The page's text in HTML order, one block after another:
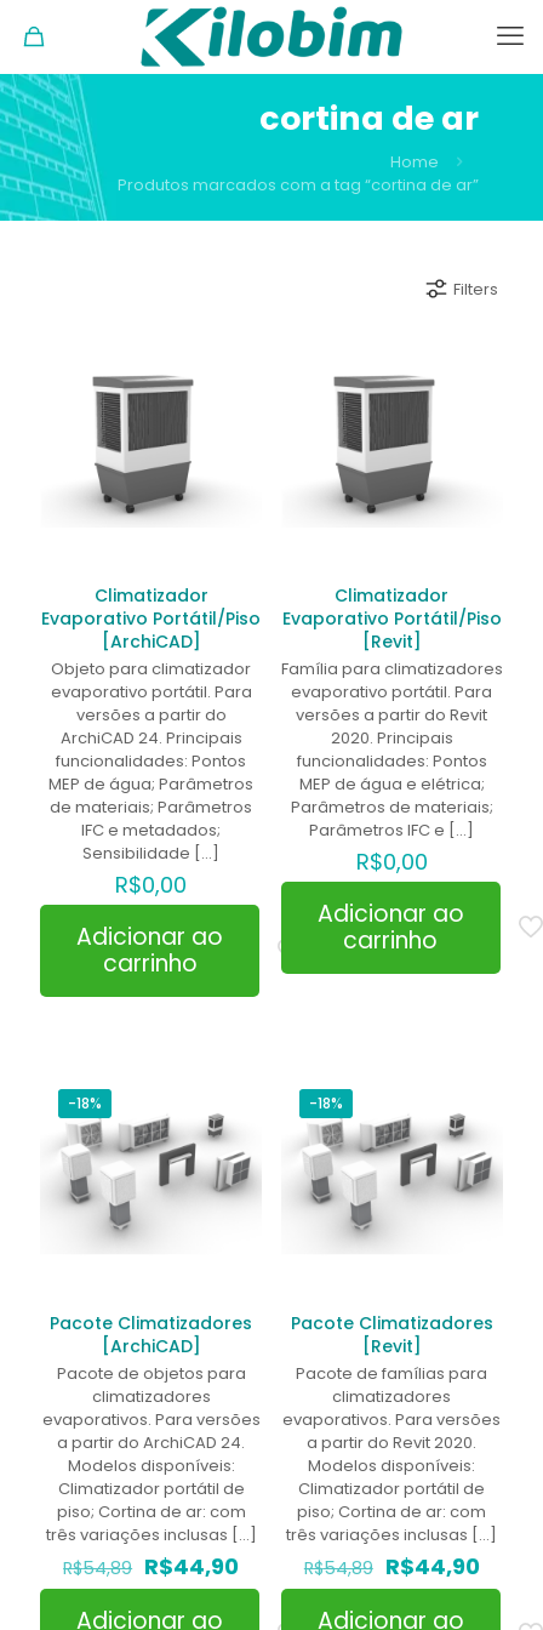
cortina de ar
Home
Produtos marcados com a tag “cortina de ar”
Filters
Climatizador
Evaporativo Portátil/Piso
[ArchiCAD]
Objeto para climatizador
evaporativo portátil. Para
versões a partir do
ArchiCAD 24. Principais
funcionalidades: Pontos
MEP de água; Parâmetros
de materiais; Parâmetros
IFC e metadados;
Sensibilidade […]
R$0,00
Adicionar ao
carrinho
Climatizador
Evaporativo Portátil/Piso
[Revit]
Família para climatizadores
evaporativo portátil. Para
versões a partir do Revit
2020. Principais
funcionalidades: Pontos
MEP de água e elétrica;
Parâmetros de materiais;
Parâmetros IFC e […]
R$0,00
Adicionar ao
carrinho
-18%
Pacote Climatizadores
[ArchiCAD]
Pacote de objetos para
climatizadores
evaporativos. Para versões
a partir do ArchiCAD 24.
Modelos disponíveis:
Climatizador portátil de
piso; Cortina de ar: com
três variações inclusas […]
R$54,89 O
preço
original
R$44,90O
preço
Adicionar ao
-18%
Pacote Climatizadores
[Revit]
Pacote de famílias para
climatizadores
evaporativos. Para versões
a partir do Revit 2020.
Modelos disponíveis:
Climatizador portátil de
piso; Cortina de ar: com
três variações inclusas […]
R$54,89 O
preço
original
R$44,90O
preço
Adicionar ao